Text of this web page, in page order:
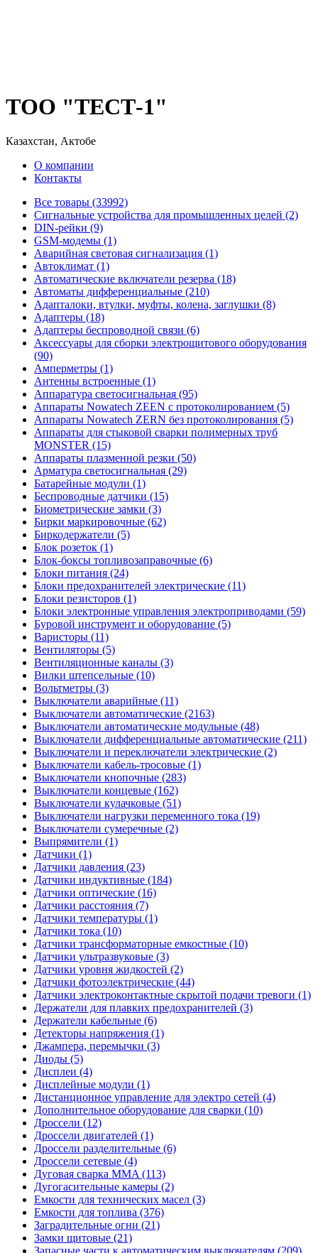
ТОО "ТЕСТ-1"
Казахстан, Актобе
О компании
Контакты
Все товары (33992)
Cигнальные устройства для промышленных целей (2)
DIN-рейки (9)
GSM-модемы (1)
Аварийная световая сигнализация (1)
Автоклимат (1)
Автоматические включатели резерва (18)
Автоматы дифференциальные (210)
Адапталоки, втулки, муфты, колена, заглушки (8)
Адаптеры (18)
Адаптеры беспроводной связи (6)
Аксессуары для сборки электрощитового оборудования
(90)
Амперметры (1)
Антенны встроенные (1)
Аппаратура светосигнальная (95)
Аппараты Nowatech ZEEN c протоколированием (5)
Аппараты Nowatech ZERN без протоколирования (5)
Аппараты для стыковой сварки полимерных труб
MONSTER (15)
Аппараты плазменной резки (50)
Арматура светосигнальная (29)
Батарейные модули (1)
Беспроводные датчики (15)
Биометрические замки (3)
Бирки маркировочные (62)
Биркодержатели (5)
Блок розеток (1)
Блок-боксы топливозаправочные (6)
Блоки питания (24)
Блоки предохранителей электрические (11)
Блоки резисторов (1)
Блоки электронные управления электроприводами (59)
Буровой инструмент и оборудование (5)
Варисторы (11)
Вентиляторы (5)
Вентиляционные каналы (3)
Вилки штепсельные (10)
Вольтметры (3)
Выключатели аварийные (11)
Выключатели автоматические (2163)
Выключатели автоматические модульные (48)
Выключатели дифференциальные автоматические (211)
Выключатели и переключатели электрические (2)
Выключатели кабель-тросовые (1)
Выключатели кнопочные (283)
Выключатели концевые (162)
Выключатели кулачковые (51)
Выключатели нагрузки переменного тока (19)
Выключатели сумеречные (2)
Выпрямители (1)
Датчики (1)
Датчики давления (23)
Датчики индуктивные (184)
Датчики оптические (16)
Датчики расстояния (7)
Датчики температуры (1)
Датчики тока (10)
Датчики трансформаторные емкостные (10)
Датчики ультразвуковые (3)
Датчики уровня жидкостей (2)
Датчики фотоэлектрические (44)
Датчики электроконтактные скрытой подачи тревоги (1)
Держатели для плавких предохранителей (3)
Держатели кабельные (6)
Детекторы напряжения (1)
Джампера, перемычки (3)
Диоды (5)
Дисплеи (4)
Дисплейные модули (1)
Дистанционное управление для электро сетей (4)
Дополнительное оборудование для сварки (10)
Дроссели (12)
Дроссели двигателей (1)
Дроссели разделительные (6)
Дроссели сетевые (4)
Дуговая сварка MMA (113)
Дугогасительные камеры (2)
Емкости для технических масел (3)
Емкости для топлива (376)
Заградительные огни (21)
Замки щитовые (21)
Запасные части к автоматическим выключателям (209)